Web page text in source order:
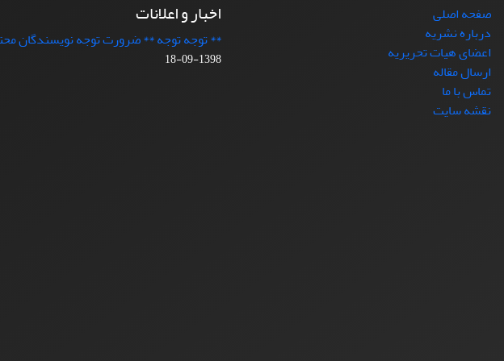
صفحه اصلی
درباره نشریه
اعضای هیات تحریریه
ارسال مقاله
تماس با ما
نقشه سایت
اخبار و اعلانات
** توجه توجه ** ضرورت توجه نویسندگان
1398-09-18